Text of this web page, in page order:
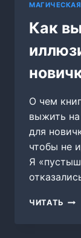
Как
О чем
выжить
для
чтобы не
Я
ЧИТАТЬ КАК